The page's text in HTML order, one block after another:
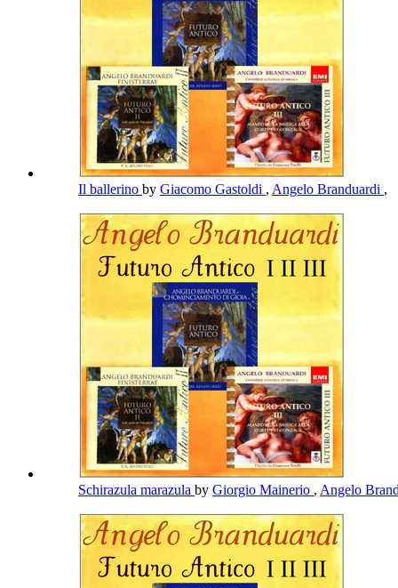
Il ballerino by Giacomo Gastoldi , Angelo Branduardi ,
Schirazula marazula by Giorgio Mainerio , Angelo